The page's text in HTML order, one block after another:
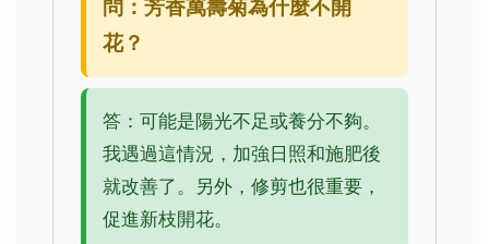
問：芳香萬壽菊為什麼不開
花？
答：可能是陽光不足或養分不夠。
我遇過這情況，加強日照和施肥後
就改善了。另外，修剪也很重要，
促進新枝開花。